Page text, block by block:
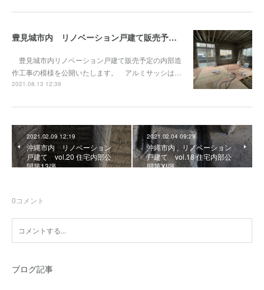
豊見城市内 リノベーション戸建て販売予定vol.5 内部造作工事始まっています。
豊見城市内リノベーション戸建て販売予定の内部造
作工事の模様を公開いたします。 アルミサッシは…
2021.08.13 12:39
2021.02.09 12:19
沖縄市内 リノベーション
戸建て vol.20 住宅内部公
開第13弾
2021.02.04 09:29
沖縄市内 リノベーション
戸建て vol.18 住宅内部公
開第Ⅺ弾
0コメント
ブログ記事